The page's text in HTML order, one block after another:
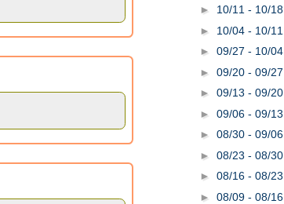
► 10/11 - 10/18
► 10/04 - 10/11
► 09/27 - 10/04
► 09/20 - 09/27
► 09/13 - 09/20
► 09/06 - 09/13
► 08/30 - 09/06
► 08/23 - 08/30
► 08/16 - 08/23
► 08/09 - 08/16